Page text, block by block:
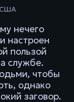
США
нечего
настроен
пользой
службе.
чтобы
однако
заговор.